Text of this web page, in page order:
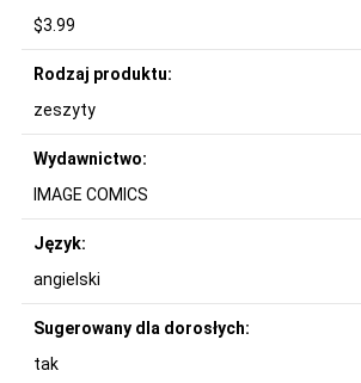
$3.99
Rodzaj produktu:
zeszyty
Wydawnictwo:
IMAGE COMICS
Język:
angielski
Sugerowany dla dorosłych:
tak